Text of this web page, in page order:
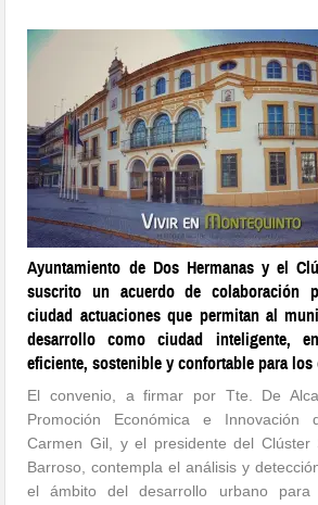
Ayuntamiento de Dos Hermanas y el
suscrito un acuerdo de colaboración
ciudad actuaciones que permitan al
desarrollo como ciudad inteligente,
eficiente, sostenible y confortable para los
El convenio, a firmar por Tte. De
Promoción Económica e Innovación
Carmen Gil, y el presidente del Clúster
Barroso, contempla el análisis y
el ámbito del desarrollo urbano para